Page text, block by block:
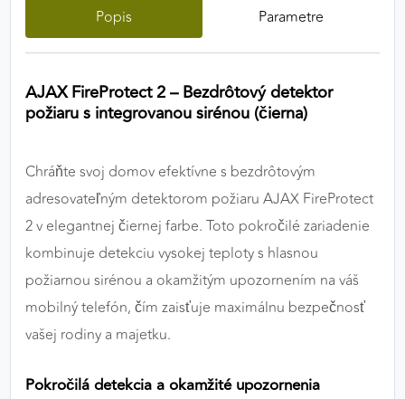
Popis Parametre
AJAX FireProtect 2 – Bezdrôtový detektor
požiaru s integrovanou sirénou (čierna)
Chráňte svoj domov efektívne s bezdrôtovým
adresovateľným detektorom požiaru AJAX FireProtect
2 v elegantnej čiernej farbe. Toto pokročilé zariadenie
kombinuje detekciu vysokej teploty s hlasnou
požiarnou sirénou a okamžitým upozornením na váš
mobilný telefón, čím zaisťuje maximálnu bezpečnosť
vašej rodiny a majetku.
Pokročilá detekcia a okamžité upozornenia
výkon a funkčnosť našich stránok.
Poskytovateľ: Google
MARKETINGOVÉ COOKIES
Marketingové cookies sa používajú na sledovanie
správania používateľov naprieč webovými
stránkami. Umožňujú nám a našim partnerom
zobrazovať cielenú a relevantnú reklamu, a to na
našom webe aj v reklamných sieťach tretích strán.
Google Ads